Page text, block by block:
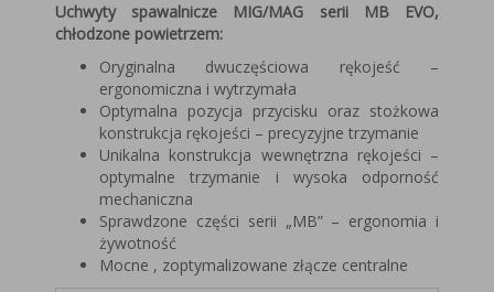
Uchwyty spawalnicze MIG/MAG serii MB EVO,
chłodzone powietrzem:
Oryginalna dwuczęściowa rękojeść –
ergonomiczna i wytrzymała
Optymalna pozycja przycisku oraz stożkowa
konstrukcja rękojeści – precyzyjne trzymanie
Unikalna konstrukcja wewnętrzna rękojeści –
optymalne trzymanie i wysoka odporność
mechaniczna
Sprawdzone części serii „MB” – ergonomia i
żywotność
Mocne , zoptymalizowane złącze centralne